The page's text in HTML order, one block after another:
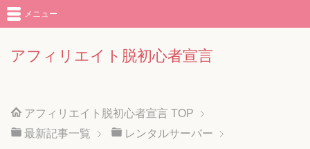
アフィリエイト脱初心者宣言
メニュー
アフィリエイト脱初心者宣言 TOP
最新記事一覧
レンタルサーバー